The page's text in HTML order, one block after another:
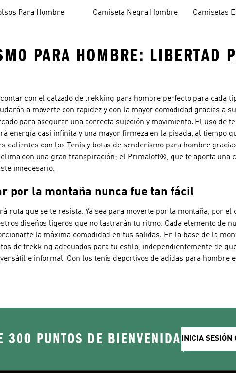
Para Hombre Camiseta Negra Hombre
Camisetas
PARA HOMBRE: LIBERTAD
con el calzado de trekking para hombre perfecto para cada
a moverte con rapidez y con la mayor comodidad gracias a
para asegurar una correcta sujeción y movimiento. El uso de
energía casi infinita y una mayor firmeza en la pisada, al tiempo
calientes con los Tenis y botas de senderismo para hombre
con una gran transpiración; el Primaloft®, que te aporta una
innecesario.
por la montaña nunca fue tan fácil
ruta que se te resista. Ya sea para moverte por la montaña, por el
diseños ligeros que no lastrarán tu ritmo. Cada elemento de
la máxima comodidad en tus salidas. En la base de la
de trekking adecuados para tu estilo, independientemente de
e informal. Con los tenis deportivos de adidas para hombre
300 PUNTOS DE BIENVENIDA INICIA SESIÓN